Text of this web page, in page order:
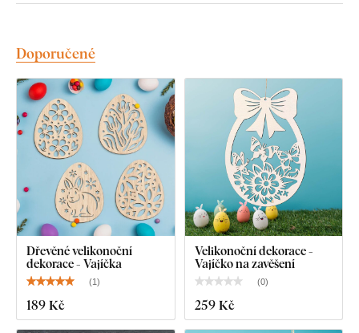
Doporučené
Dřevěné velikonoční
dekorace - Vajíčka
(1)
189 Kč
Velikonoční dekorace -
Vajíčko na zavěšení
(0)
259 Kč